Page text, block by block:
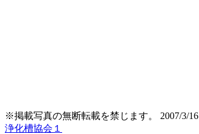
※掲載写真の無断転載を禁じます。 2007/3/16
浄化槽協会１